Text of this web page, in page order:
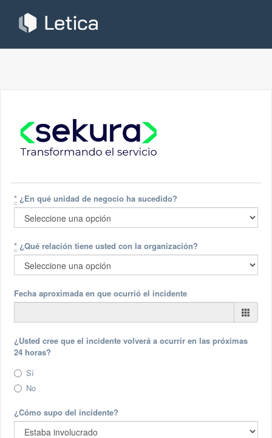
* ¿En qué unidad de negocio ha sucedido?
* ¿Qué relación tiene usted con la organización?
Fecha aproximada en que ocurrió el incidente
¿Usted cree que el incidente volverá a ocurrir en las próximas
24 horas?
Sí
No
¿Cómo supo del incidente?